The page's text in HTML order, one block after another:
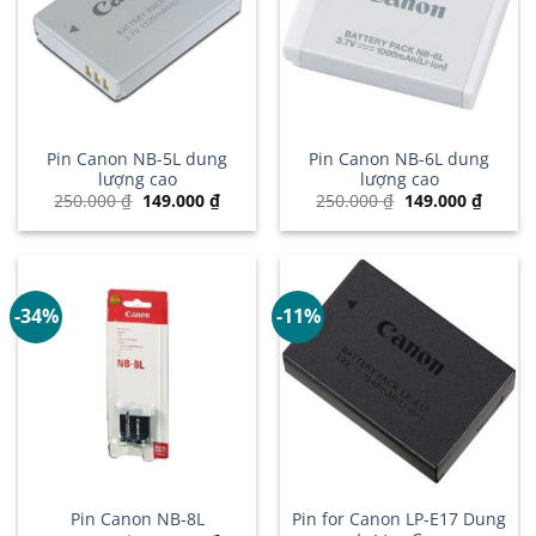
Pin Canon NB-5L dung
lượng cao
250.000₫ Giá
là:
149.000 ₫Giá
hiện
tại
149.000 ₫.
Pin Canon NB-6L dung
lượng cao
250.000₫ Giá
là:
149.000 ₫Giá
hiện
tại
-34%
Pin Canon NB-8L
-11%
Pin for Canon LP-E17 Dung